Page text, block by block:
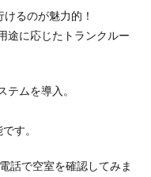
るのが魅力的！
途に応じたトランクルー
テムを導入。
す。
話で空室を確認してみま